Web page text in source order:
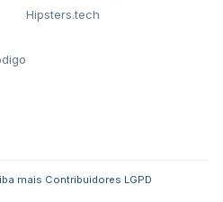
Hipsters.tech
mais Contribuidores LGPD